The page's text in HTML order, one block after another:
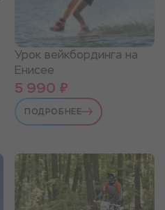
Урок вейкбординга на
Енисее
5 990 ₽
ПОДРОБНЕЕ